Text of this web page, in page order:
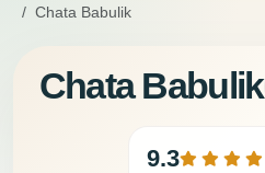
Chata Babulik
Chata Babulik
9.3